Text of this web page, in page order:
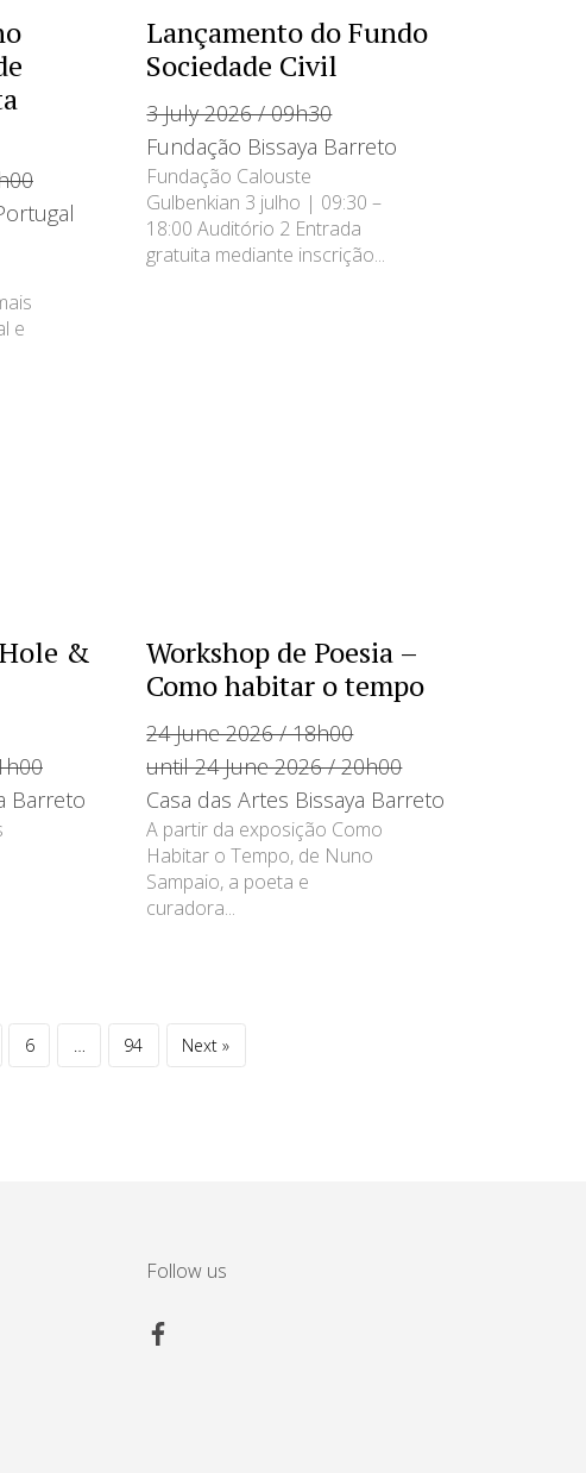
e
Lançamento do Fundo
Sociedade Civil
3 July 2026 / 09h30
Fundação Bissaya Barreto
Fundação Calouste
Gulbenkian 3 julho | 09:30 –
18:00 Auditório 2 Entrada
gratuita mediante inscrição...
&
Barreto
Workshop de Poesia –
Como habitar o tempo
24 June 2026 / 18h00
until 24 June 2026 / 20h00
Casa das Artes Bissaya Barreto
A partir da exposição Como
Habitar o Tempo, de Nuno
Sampaio, a poeta e
curadora...
6 … 94 Next »
Follow us